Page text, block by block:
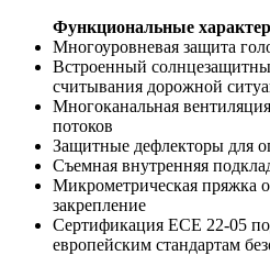
Функциональные
Многоуровневая защита
Встроенный
считывания дорожной
Многоканальная
потоков
Защитные дефлекторы для
Съемная внутренняя
Микрометрическая пряжка
закрепление
Сертификация ECE 22-05
европейским стандартам